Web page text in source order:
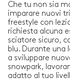
Che tu non sia
imparare nuovi
freestyle con
richiesta alcuna
sciatore sicuro,
blu. Durante
a sviluppare
snowpark,
adatto al tuo